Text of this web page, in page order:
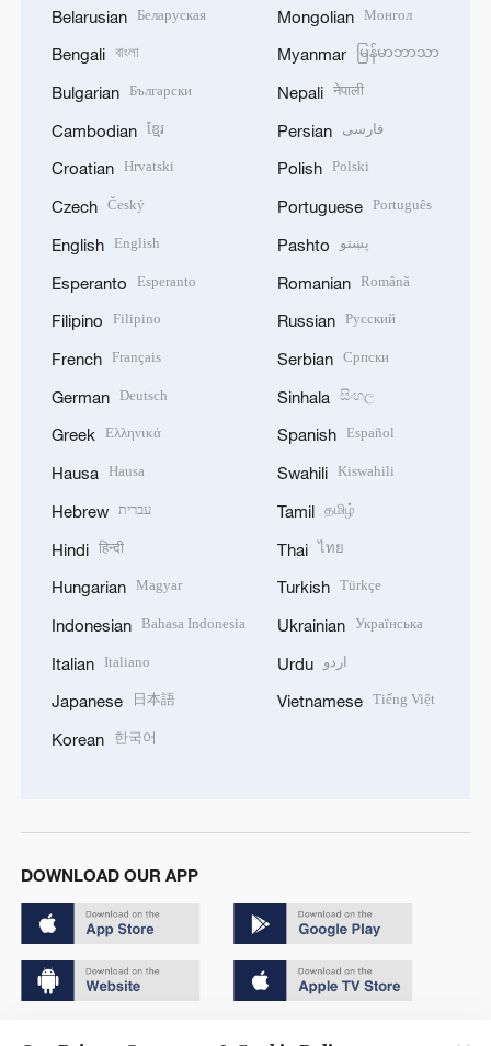
Belarusian Беларуская
Bengali বাংলা
Bulgarian Български
Cambodian ខ្មែរ
Croatian Hrvatski
Czech Český
English English
Esperanto Esperanto
Filipino Filipino
French Français
German Deutsch
Greek Ελληνικά
Hausa Hausa
Hebrew עברית
Hindi हिन्दी
Hungarian Magyar
Indonesian Bahasa Indonesia
Italian Italiano
Japanese 日本語
Korean 한국어
Mongolian Монгол
Myanmar မြန်မာဘာသာ
Nepali नेपाली
Persian فارسی
Polish Polski
Portuguese Português
Pashto پښتو
Romanian Română
Russian Русский
Serbian Српски
Sinhala සිංහල
Spanish Español
Swahili Kiswahili
Tamil தமிழ்
Thai ไทย
Turkish Türkçe
Ukrainian Українська
Urdu اردو
Vietnamese Tiếng Việt
DOWNLOAD OUR APP